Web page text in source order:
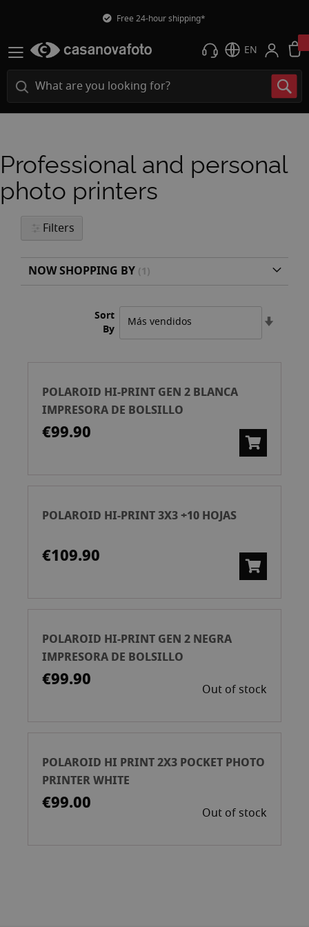
Free 24-hour shipping*
EN
Professional and personal
photo printers
Filters
NOW SHOPPING BY
Sort
By
POLAROID HI-PRINT GEN 2 BLANCA
IMPRESORA DE BOLSILLO
€99.90
POLAROID HI-PRINT 3X3 +10 HOJAS
€109.90
POLAROID HI-PRINT GEN 2 NEGRA
IMPRESORA DE BOLSILLO
€99.90 Out of stock
POLAROID HI PRINT 2X3 POCKET PHOTO
PRINTER WHITE
€99.00 Out of stock